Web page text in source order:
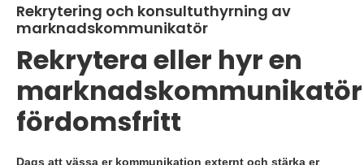
Rekrytering och konsultuthyrning av
marknadskommunikatör
Rekrytera eller hyr en
marknadskommunikatör
fördomsfritt
Dags att vässa er kommunikation externt och stärka er